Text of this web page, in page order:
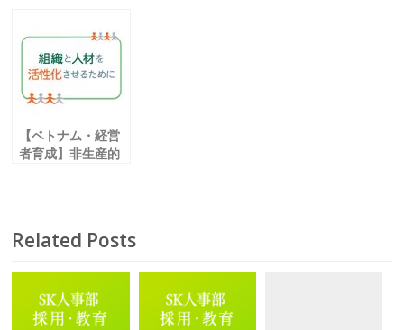
識調査結果
【ベトナム・経営
者育成】非生産的
Related Posts